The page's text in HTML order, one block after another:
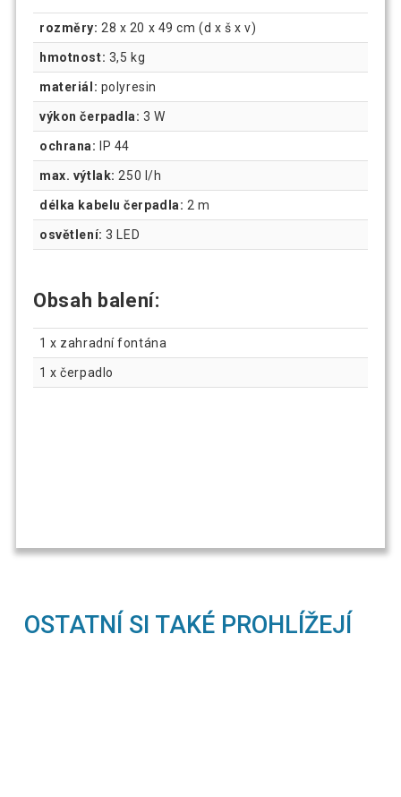
rozměry: 28 x 20 x 49 cm (d x š x v)
hmotnost: 3,5 kg
materiál: polyresin
výkon čerpadla: 3 W
ochrana: IP 44
max. výtlak: 250 l/h
délka kabelu čerpadla: 2 m
osvětlení: 3 LED
Obsah balení:
1 x zahradní fontána
1 x čerpadlo
OSTATNÍ SI TAKÉ PROHLÍŽEJÍ